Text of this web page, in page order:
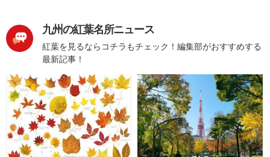
九州の紅葉名所ニュース
紅葉を見るならコチラもチェック！編集部がおすすめする
最新記事！